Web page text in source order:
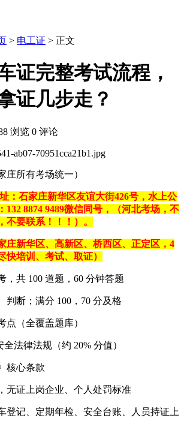
> 电工证 > 正文
证完整考试流程，
证几步走？
浏览 0 评论
庄所有考场统一）
：石家庄新华区友谊大街426号，水上公
132 8874 9489微信同号，（河北考场，不
不要联系！！！）。
庄新华区、高新区、桥西区、正定区，4
快培训、考试、取证）
，共 100 道题，60 分钟答题
判断；满分 100，70 分及格
点（全覆盖题库）
法律法规（约 20% 分值）
核心条款
无证上岗企业、个人处罚标准
登记、定期年检、安全台账、人员持证上